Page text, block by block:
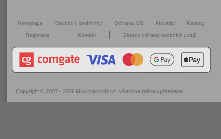
Homepage Obchodní podmínky Ochrana OÚ Aktuality Katalog
Registrace Kontakt Zásady ochrany osobních údajů
Copyright © 2007 - 2026 Musicrecords.cz , všechna práva vyhrazena.